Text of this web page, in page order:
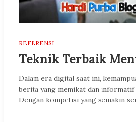
REFERENSI
Teknik Terbaik
Dalam era digital saat ini,
berita yang memikat dan informatif
Dengan kompetisi yang semakin